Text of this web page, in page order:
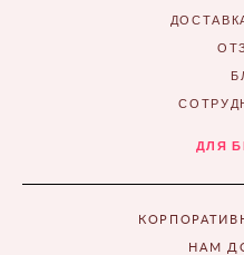
ДЛЯ
НАМ